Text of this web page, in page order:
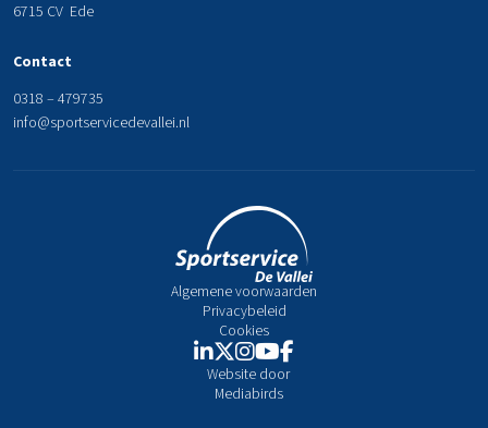
6715 CV Ede
Contact
0318 – 479735
info@sportservicedevallei.nl
Algemene voorwaarden
Privacybeleid
Cookies
Website door
Mediabirds